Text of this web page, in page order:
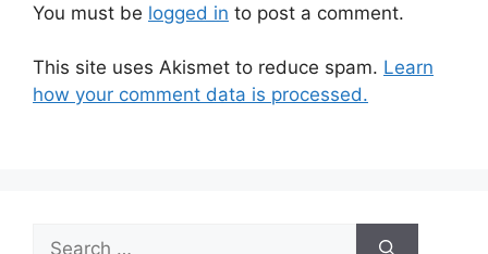
You must be logged in to post a comment.
This site uses Akismet to reduce spam. Learn
how your comment data is processed.